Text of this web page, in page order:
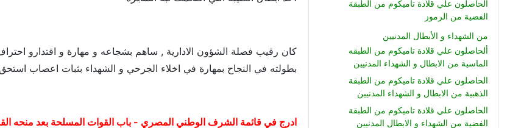
الحاصلون علي قلادة تاميكوم من الطبقة
الفضية من الرموز
من الشهداء و الأبطال المدنيين
ألحاصلون علي قلادة تاميكوم من الطبقه
الماسية من الابطال و الشهداء المدنيين
الحاصلون علي قلادة تاميكوم من الطبقة
الذهبية من الابطال و الشهداء المدنيين
الحاصلون علي قلادة تاميكوم من الطبقة
الفضية من الشهداء و الابطال المدنيين
كان رقيب فصلة الشؤون الادارية , ساهم بشجاعه و مهارة و اقتدارو احتراف
بطولته في النجاح بمهارة في اخلاء الجرحي و الشهداء بثبات اعصاب استحق
ادرج في قائمة الشرف الوطني المصري - باب القوات المسلحة بعد منحه القلاده من